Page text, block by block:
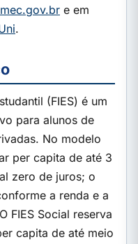
e em
.
(FIES) é um
para alunos de
No modelo
per capita de até 3
zero de juros; o
a renda e a
FIES Social reserva
capita de até meio